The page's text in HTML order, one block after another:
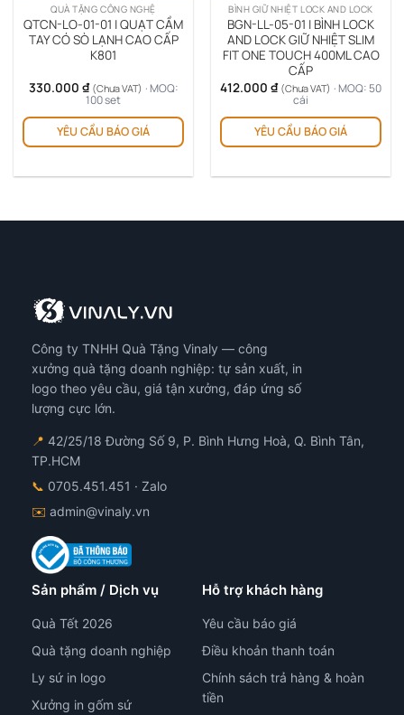
QUÀ TẶNG CÔNG NGHỆ
QTCN-LO-01-01 | QUẠT CẦM
TAY CÓ SÒ LẠNH CAO CẤP
K801
330.000 ₫ (Chưa VAT) · MOQ:
100 set
YÊU CẦU BÁO GIÁ
BÌNH GIỮ NHIỆT LOCK AND LOCK
BGN-LL-05-01 | BÌNH LOCK
AND LOCK GIỮ NHIỆT SLIM
FIT ONE TOUCH 400ML CAO
CẤP
412.000 ₫ (Chưa VAT) · MOQ: 50
cái
YÊU CẦU BÁO GIÁ
Công ty TNHH Quà Tặng Vinaly — công
xưởng quà tặng doanh nghiệp: tự sản xuất, in
logo theo yêu cầu, giá tận xưởng, đáp ứng số
lượng cực lớn.
📍 42/25/18 Đường Số 9, P. Bình Hưng Hoà, Q. Bình Tân,
TP.HCM
📞 0705.451.451 · Zalo
✉️ admin@vinaly.vn
Sản phẩm / Dịch vụ
Quà Tết 2026
Quà tặng doanh nghiệp
Ly sứ in logo
Xưởng in gốm sứ
Hỗ trợ khách hàng
Yêu cầu báo giá
Điều khoản thanh toán
Chính sách trả hàng & hoàn
tiền